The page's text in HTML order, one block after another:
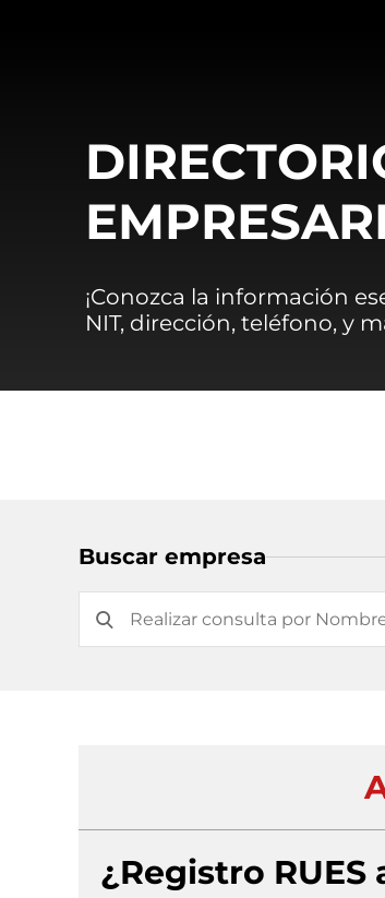
¡Conozca la información
NIT, dirección, teléfono, y
Buscar empresa
¿Registro RUES